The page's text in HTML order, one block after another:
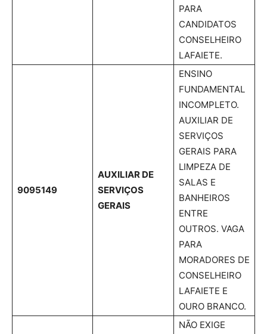
PARA
CANDIDATOS
CONSELHEIRO
LAFAIETE.
9095149
AUXILIAR DE
SERVIÇOS
GERAIS
ENSINO
FUNDAMENTAL
INCOMPLETO.
AUXILIAR DE
SERVIÇOS
GERAIS PARA
LIMPEZA DE
SALAS E
BANHEIROS
ENTRE
OUTROS. VAGA
PARA
MORADORES DE
CONSELHEIRO
LAFAIETE E
OURO BRANCO.
NÃO EXIGE